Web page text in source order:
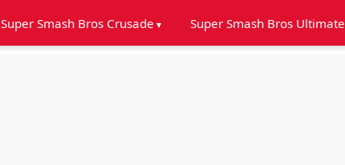
Super Smash Bros Crusade Super Smash Bros Ultimate